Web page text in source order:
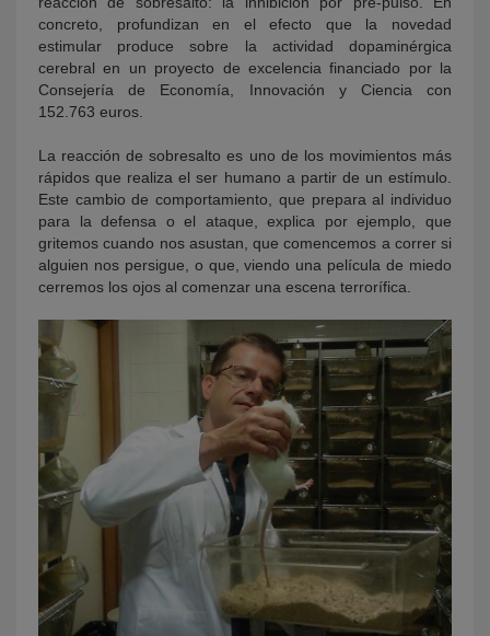
concreto, profundizan en el efecto que la novedad
estimular produce sobre la actividad dopaminérgica
cerebral en un proyecto de excelencia financiado por la
Consejería de Economía, Innovación y Ciencia con
152.763 euros.
La reacción de sobresalto es uno de los movimientos más
rápidos que realiza el ser humano a partir de un estímulo.
Este cambio de comportamiento, que prepara al individuo
para la defensa o el ataque, explica por ejemplo, que
gritemos cuando nos asustan, que comencemos a correr si
alguien nos persigue, o que, viendo una película de miedo
cerremos los ojos al comenzar una escena terrorífica.